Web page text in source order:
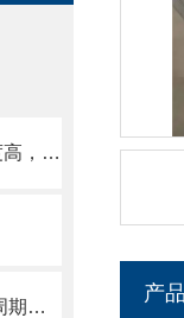
MOCVD半导体设备滤芯过滤精度高，使用寿命长
LED外延设备滤芯的作用及维护周期科普
产